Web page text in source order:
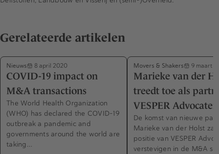
Gerelateerde artikelen
Nieuws 8 april 2020
COVID-19 impact on
M&A transactions
The World Health Organization
(WHO) has declared the COVID-19
outbreak a pandemic and
governments around the world are
taking…
Movers & Shakers 9 maart
Marieke van der
treedt toe als
VESPER Advocaten
De komst van nieuwe
Marieke van der Holst zal
positie van VESPER
verstevigen in de M&A